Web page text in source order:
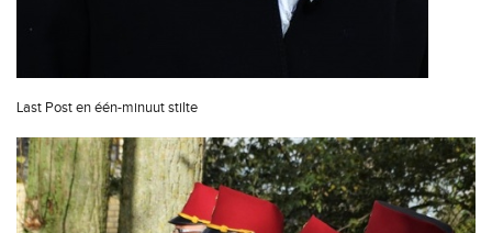
Last Post en één-minuut stilte